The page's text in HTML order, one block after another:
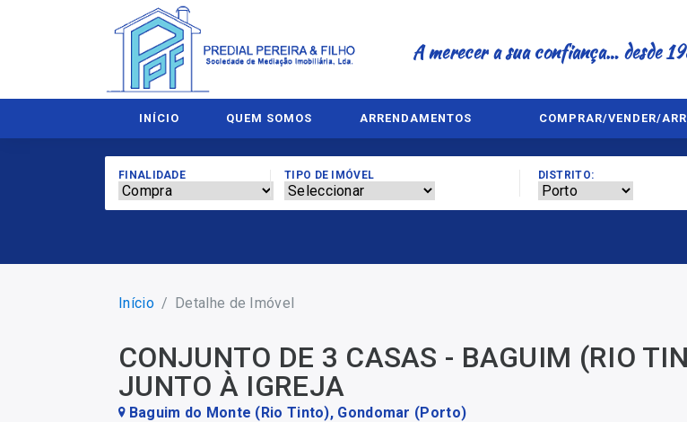
A merecer a sua confiança… desde
INÍCIO QUEM SOMOS ARRENDAMENTOS COMPRAR/VENDER/
FINALIDADE TIPO DE IMÓVEL DISTRITO:
Início Detalhe de Imóvel
CONJUNTO DE 3 CASAS - BAGUIM (RIO
JUNTO À IGREJA
Baguim do Monte (Rio Tinto), Gondomar (Porto)